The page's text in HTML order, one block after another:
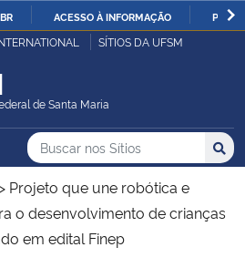
IR
ACESSO À INFORMAÇÃO
Pública
SÍTIOS DA UFSM
de Santa Maria
do Sítio
Busca
Buscar no nos Sítios
Busca:
> Projeto que une robótica e
o desenvolvimento de crianças
em edital Finep